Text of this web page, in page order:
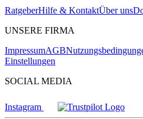
RatgeberHilfe & KontaktÜber uns
UNSERE FIRMA
ImpressumAGB
Einstellungen
SOCIAL MEDIA
Instagram